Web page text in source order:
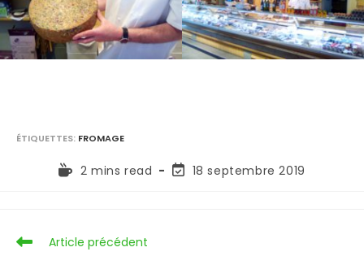
ÉTIQUETTES: FROMAGE
2 mins read 18 septembre 2019
Article précédent